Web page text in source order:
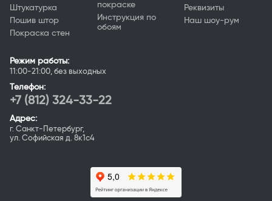
Штукатурка
Пошив штор
Покраска стен
покраске
Инструкция по
обоям
Реквизиты
Наш шоу-рум
Режим работы:
11:00-21:00, без выходных
Телефон:
+7 (812) 324-33-22
Адрес:
г. Санкт-Петербург,
ул. Софийская д. 8к1с4